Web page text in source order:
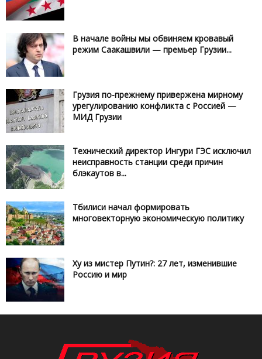
В начале войны мы обвиняем кровавый
режим Саакашвили — премьер Грузии...
Грузия по-прежнему привержена мирному
урегулированию конфликта с Россией —
МИД Грузии
Технический директор Ингури ГЭС исключил
неисправность станции среди причин
блэкаутов в...
Тбилиси начал формировать
многовекторную экономическую политику
Ху из мистер Путин?: 27 лет, изменившие
Россию и мир